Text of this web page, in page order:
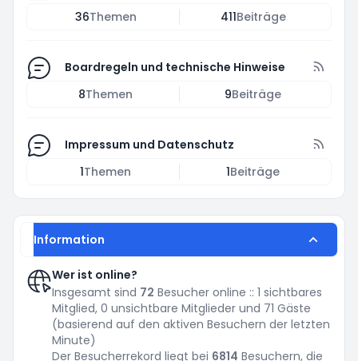
36Themen 411Beiträge
Boardregeln und technische Hinweise
8Themen 9Beiträge
Impressum und Datenschutz
1Themen 1Beiträge
Information
Wer ist online?
Insgesamt sind 72 Besucher online :: 1 sichtbares
Mitglied, 0 unsichtbare Mitglieder und 71 Gäste
(basierend auf den aktiven Besuchern der letzten
Minute)
Der Besucherrekord liegt bei 6814 Besuchern, die